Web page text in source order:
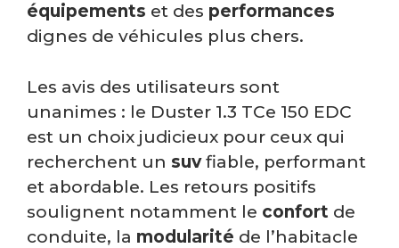
équipements et des performances
dignes de véhicules plus chers.
Les avis des utilisateurs sont
unanimes : le Duster 1.3 TCe 150 EDC
est un choix judicieux pour ceux qui
recherchent un suvfiable, performant
et abordable. Les retours positifs
soulignent notamment le confort de
conduite, la modularité de l’habitacle